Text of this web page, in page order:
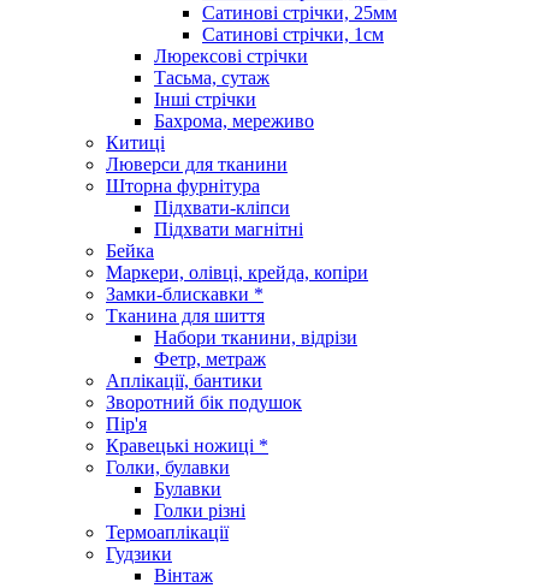
Сатинові стрічки, 25мм
Сатинові стрічки, 1см
Люрексові стрічки
Тасьма, сутаж
Інші стрічки
Бахрома, мереживо
Китиці
Люверси для тканини
Шторна фурнітура
Підхвати-кліпси
Підхвати магнітні
Бейка
Маркери, олівці, крейда, копіри
Замки-блискавки *
Тканина для шиття
Набори тканини, відрізи
Фетр, метраж
Аплікації, бантики
Зворотний бік подушок
Пір'я
Кравецькі ножиці *
Голки, булавки
Булавки
Голки різні
Термоаплікації
Гудзики
Вінтаж